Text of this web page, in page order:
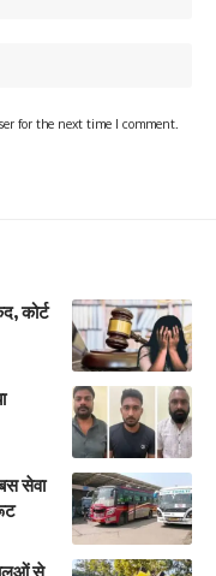
for the next time I comment.
कोर्ट
सेवा
से